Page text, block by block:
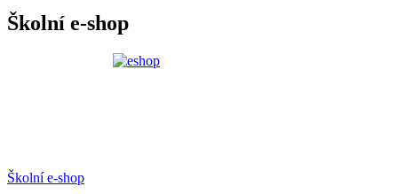
Školní e-shop
Školní e-shop